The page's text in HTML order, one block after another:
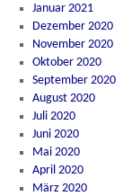
Januar 2021
Dezember 2020
November 2020
Oktober 2020
September 2020
August 2020
Juli 2020
Juni 2020
Mai 2020
April 2020
März 2020